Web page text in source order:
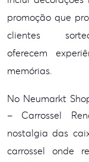
promoção que
clientes
oferecem
memórias.
No Neumarkt
– Carrossel
nostalgia das
carrosselonde